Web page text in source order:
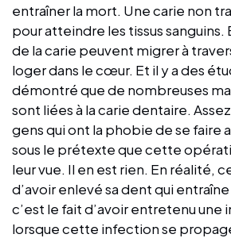
entraîner la mort. Une carie non
pour atteindre les tissus sanguins.
de la carie peuvent migrer à
loger dans le cœur. Et il y a des
démontré que de nombreuses
sont liées à la carie dentaire.
gens qui ont la phobie de se faire
sous le prétexte que cette
leur vue. Il en est rien. En réalité,
d’avoir enlevé sa dent qui
c’est le fait d’avoir entretenu
lorsque cette infection se